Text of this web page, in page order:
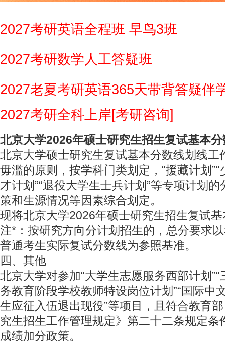
2027考研英语全程班 早鸟3班
2027考研数学人工答疑班
2027老夏考研英语365天带背答疑伴
2027考研全科上岸[考研咨询]
北京大学2026年硕士研究生招生复试基本
北京大学硕士研究生复试基本分数线划线工
毋滥的原则，按学科门类划定，“援藏计划
才计划”“退役大学生士兵计划”等专项计划
策和生源情况等因素综合划定。
现将北京大学2026年硕士研究生招生复试
注*：按研究方向分计划招生的，总分要求
普通考生实际复试分数线为参照基准。
四、其他
北京大学对参加“大学生志愿服务西部计划”“
务教育阶段学校教师特设岗位计划”“国际中
生应征入伍退出现役”等项目，且符合教育
究生招生工作管理规定》第二十二条规定条
成绩加分政策。